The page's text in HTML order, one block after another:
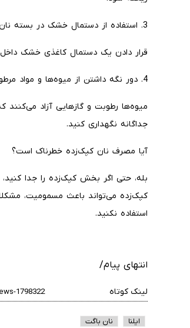
3. استفاده از دستمال خشک در بسته نان
قرار دادن یک دستمال کاغذی خشک
4. دور نگه داشتن از میوه‌ها و مواد مرطوب
میوه‌ها رطوبت و گازهایی آزاد می‌کنند
جداگانه نگهداری کنید.
آیا مصرف نان کپک‌زده خطرناک است؟
بله، حتی اگر بخش کپک‌زده را جدا
کپک‌زده می‌تواند باعث مسمومیت،
استفاده نکنید.
انتهای پیام/
لینک کوتاه
ایلنا نان باگت